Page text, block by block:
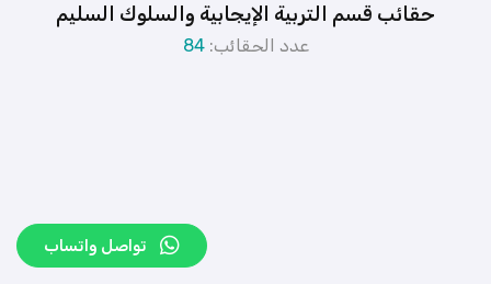
حقائب قسم التربية الإيجابية والسلوك السليم
عدد الحقائب:84
تواصل واتساب